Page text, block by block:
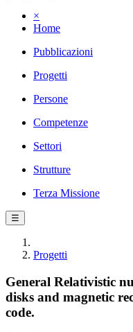
×
Home
Pubblicazioni
Progetti
Persone
Competenze
Settori
Strutture
Terza Missione
☰
Progetti
General Relativistic
disks and magnetic
code.